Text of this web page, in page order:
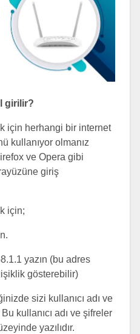
girilir?
için herhangi bir internet
kullanıyor olmanız
ve Opera gibi
giriş
için;
yazın (bu adres
gösterebilir)
sizi kullanıcı adı ve
kullanıcı adı ve şifreler
yazılıdır.